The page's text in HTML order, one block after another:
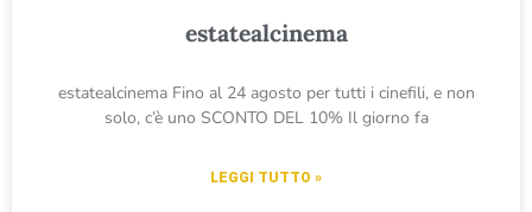
estatealcinema
estatealcinema Fino al 24 agosto per tutti i cinefili, e non
solo, c’è uno SCONTO DEL 10% Il giorno fa
LEGGI TUTTO »